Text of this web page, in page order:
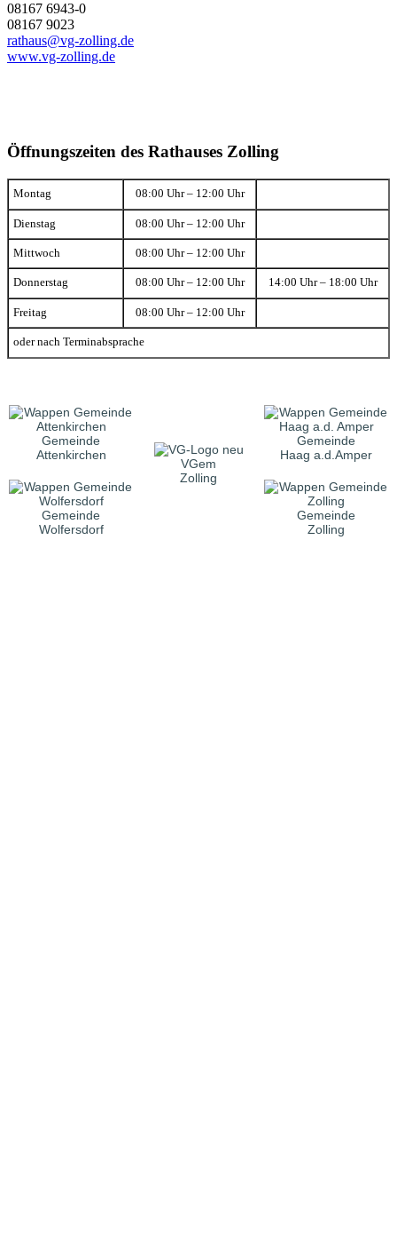
08167 6943-0
08167 9023
rathaus@vg-zolling.de
www.vg-zolling.de
Öffnungszeiten des Rathauses Zolling
Montag 08:00 Uhr – 12:00 Uhr
Dienstag 08:00 Uhr – 12:00 Uhr
Mittwoch 08:00 Uhr – 12:00 Uhr
Donnerstag 08:00 Uhr – 12:00 Uhr 14:00 Uhr – 18:00 Uhr
Freitag 08:00 Uhr – 12:00 Uhr
oder nach Terminabsprache
Gemeinde
Attenkirchen
VGem
Zolling
Gemeinde
Haag a.d.Amper
Gemeinde
Wolfersdorf
Gemeinde
Zolling